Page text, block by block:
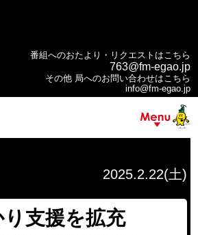
番組へのおたより・リクエストはこちら
763@fm-egao.jp
その他 局へのお問い合わせはこちら
info@fm-egao.jp
2025.2.22(土)
支援を拡充